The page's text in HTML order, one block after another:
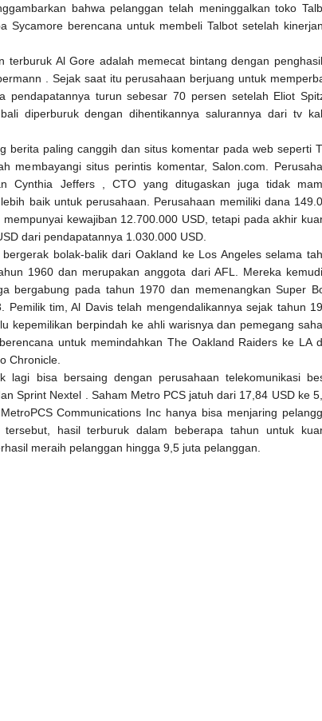
bahwa pelanggan telah meninggalkan toko
Sycamore berencana untuk membeli Talbot setelah
terburuk Al Gore adalah memecat bintang dengan
. Sejak saat itu perusahaan berjuang untuk
pendapatannya turun sebesar 70 persen setelah Eliot
diperburuk dengan dihentikannya salurannya dari tv
berita paling canggih dan situs komentar pada web seperti
membayangi situs perintis komentar, Salon.com.
Cynthia Jeffers , CTO yang ditugaskan juga tidak
baik untuk perusahaan. Perusahaan memiliki dana
kewajiban 12.700.000 USD, tetapi pada akhir
dari pendapatannya 1.030.000 USD.
bergerak bolak-balik dari Oakland ke Los Angeles selama
1960 dan merupakan anggota dari AFL. Mereka
bergabung pada tahun 1970 dan memenangkan Super
Pemilik tim, Al Davis telah mengendalikannya sejak tahun
kepemilikan berpindah ke ahli warisnya dan pemegang
untuk memindahkan The Oakland Raiders ke LA
Chronicle.
lagi bisa bersaing dengan perusahaan telekomunikasi
Sprint Nextel . Saham Metro PCS jatuh dari 17,84 USD ke
Communications Inc hanya bisa menjaring
hasil terburuk dalam beberapa tahun untuk
meraih pelanggan hingga 9,5 juta pelanggan.